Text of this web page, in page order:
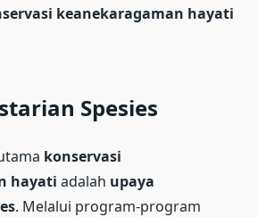
keanekaragaman hayati
Spesies
konservasi
hayati adalah upaya
. Melalui program-program